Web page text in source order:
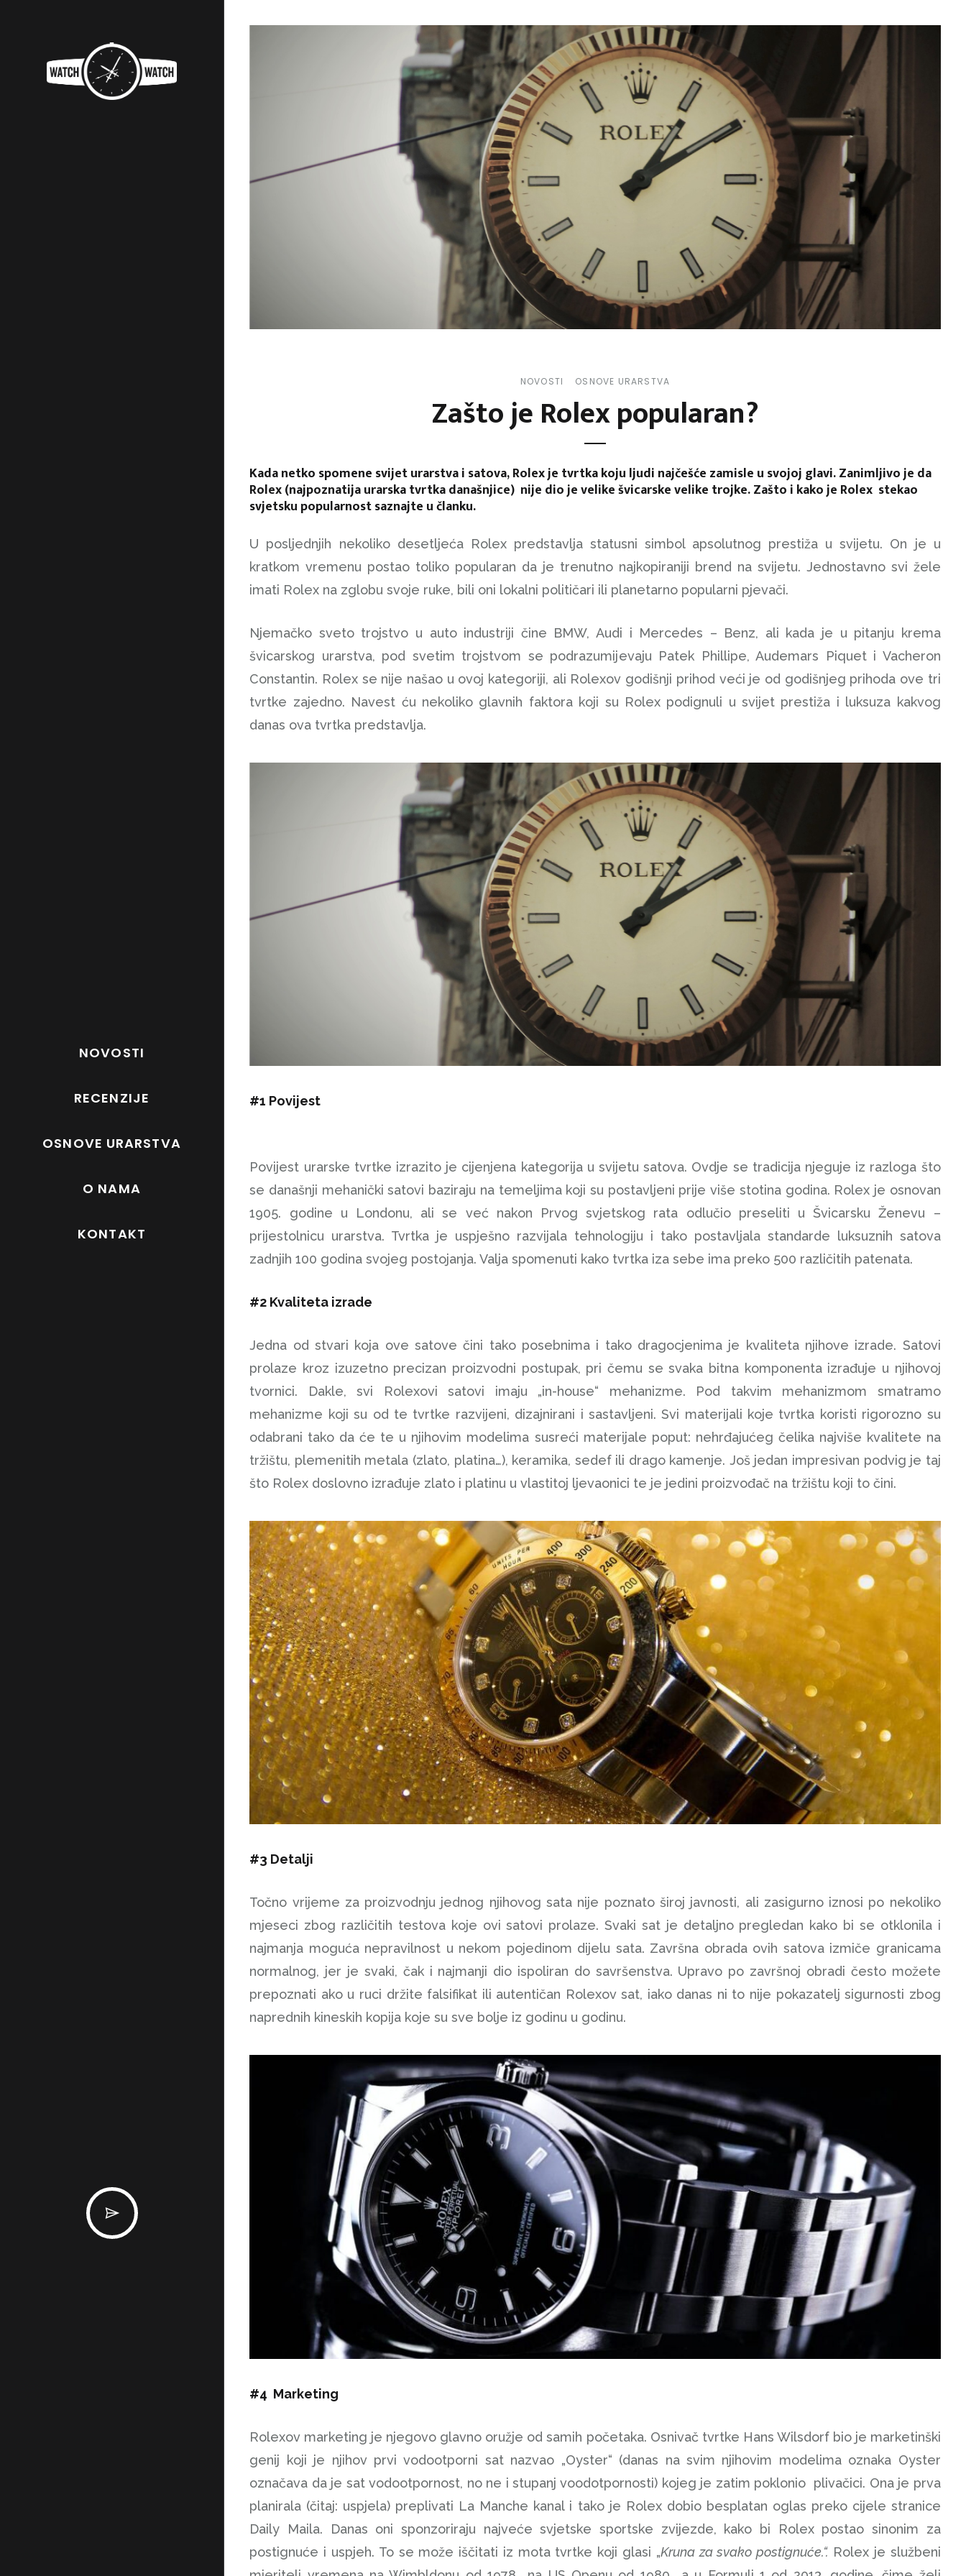
NOVOSTI
RECENZIJE
OSNOVE URARSTVA
O NAMA
KONTAKT
NOVOSTI OSNOVE URARSTVA
Zašto je Rolex popularan?
Kada netko spomene svijet urarstva i satova, Rolex je tvrtka koju ljudi najčešće zamisle u svojoj glavi. Zanimljivo je da
Rolex (najpoznatija urarska tvrtka današnjice) nije dio je velike švicarske velike trojke. Zašto i kako je Rolex stekao
svjetsku popularnost saznajte u članku.
U posljednjih nekoliko desetljeća Rolex predstavlja statusni simbol apsolutnog prestiža u svijetu. On je u
kratkom vremenu postao toliko popularan da je trenutno najkopiraniji brend na svijetu. Jednostavno svi žele
imati Rolex na zglobu svoje ruke, bili oni lokalni političari ili planetarno popularni pjevači.
Njemačko sveto trojstvo u auto industriji čine BMW, Audi i Mercedes – Benz, ali kada je u pitanju krema
švicarskog urarstva, pod svetim trojstvom se podrazumijevaju Patek Phillipe, Audemars Piquet i Vacheron
Constantin. Rolex se nije našao u ovoj kategoriji, ali Rolexov godišnji prihod veći je od godišnjeg prihoda ove tri
tvrtke zajedno. Navest ću nekoliko glavnih faktora koji su Rolex podignuli u svijet prestiža i luksuza kakvog
danas ova tvrtka predstavlja.
#1 Povijest
Povijest urarske tvrtke izrazito je cijenjena kategorija u svijetu satova. Ovdje se tradicija njeguje iz razloga što
se današnji mehanički satovi baziraju na temeljima koji su postavljeni prije više stotina godina. Rolex je osnovan
1905. godine u Londonu, ali se već nakon Prvog svjetskog rata odlučio preseliti u Švicarsku Ženevu –
prijestolnicu urarstva. Tvrtka je uspješno razvijala tehnologiju i tako postavljala standarde luksuznih satova
zadnjih 100 godina svojeg postojanja. Valja spomenuti kako tvrtka iza sebe ima preko 500 različitih patenata.
#2 Kvaliteta izrade
Jedna od stvari koja ove satove čini tako posebnima i tako dragocjenima je kvaliteta njihove izrade. Satovi
prolaze kroz izuzetno precizan proizvodni postupak, pri čemu se svaka bitna komponenta izrađuje u njihovoj
tvornici. Dakle, svi Rolexovi satovi imaju „in-house“ mehanizme. Pod takvim mehanizmom smatramo
mehanizme koji su od te tvrtke razvijeni, dizajnirani i sastavljeni. Svi materijali koje tvrtka koristi rigorozno su
odabrani tako da će te u njihovim modelima susreći materijale poput: nehrđajućeg čelika najviše kvalitete na
tržištu, plemenitih metala (zlato, platina…), keramika, sedef ili drago kamenje. Još jedan impresivan podvig je taj
što Rolex doslovno izrađuje zlato i platinu u vlastitoj ljevaonici te je jedini proizvođač na tržištu koji to čini.
#3 Detalji
Točno vrijeme za proizvodnju jednog njihovog sata nije poznato široj javnosti, ali zasigurno iznosi po nekoliko
mjeseci zbog različitih testova koje ovi satovi prolaze. Svaki sat je detaljno pregledan kako bi se otklonila i
najmanja moguća nepravilnost u nekom pojedinom dijelu sata. Završna obrada ovih satova izmiče granicama
normalnog, jer je svaki, čak i najmanji dio ispoliran do savršenstva. Upravo po završnoj obradi često možete
prepoznati ako u ruci držite falsifikat ili autentičan Rolexov sat, iako danas ni to nije pokazatelj sigurnosti zbog
naprednih kineskih kopija koje su sve bolje iz godinu u godinu.
#4 Marketing
Rolexov marketing je njegovo glavno oružje od samih početaka. Osnivač tvrtke Hans Wilsdorf bio je marketinški
genij koji je njihov prvi vodootporni sat nazvao „Oyster“ (danas na svim njihovim modelima oznaka Oyster
označava da je sat vodootpornost, no ne i stupanj voodotpornosti) kojeg je zatim poklonio plivačici. Ona je prva
planirala (čitaj: uspjela) preplivati La Manche kanal i tako je Rolex dobio besplatan oglas preko cijele stranice
Daily Maila. Danas oni sponzoriraju najveće svjetske sportske zvijezde, kako bi Rolex postao sinonim za
postignuće i uspjeh. To se može iščitati iz mota tvrtke koji glasi „Kruna za svako postignuće.“. Rolex je službeni